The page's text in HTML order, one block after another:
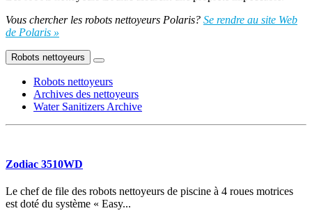
Vous chercher les robots nettoyeurs Polaris? Se rendre au site Web
de Polaris »
Robots nettoyeurs
Robots nettoyeurs
Archives des nettoyeurs
Water Sanitizers Archive
Zodiac 3510WD
Le chef de file des robots nettoyeurs de piscine à 4 roues motrices
est doté du système « Easy...